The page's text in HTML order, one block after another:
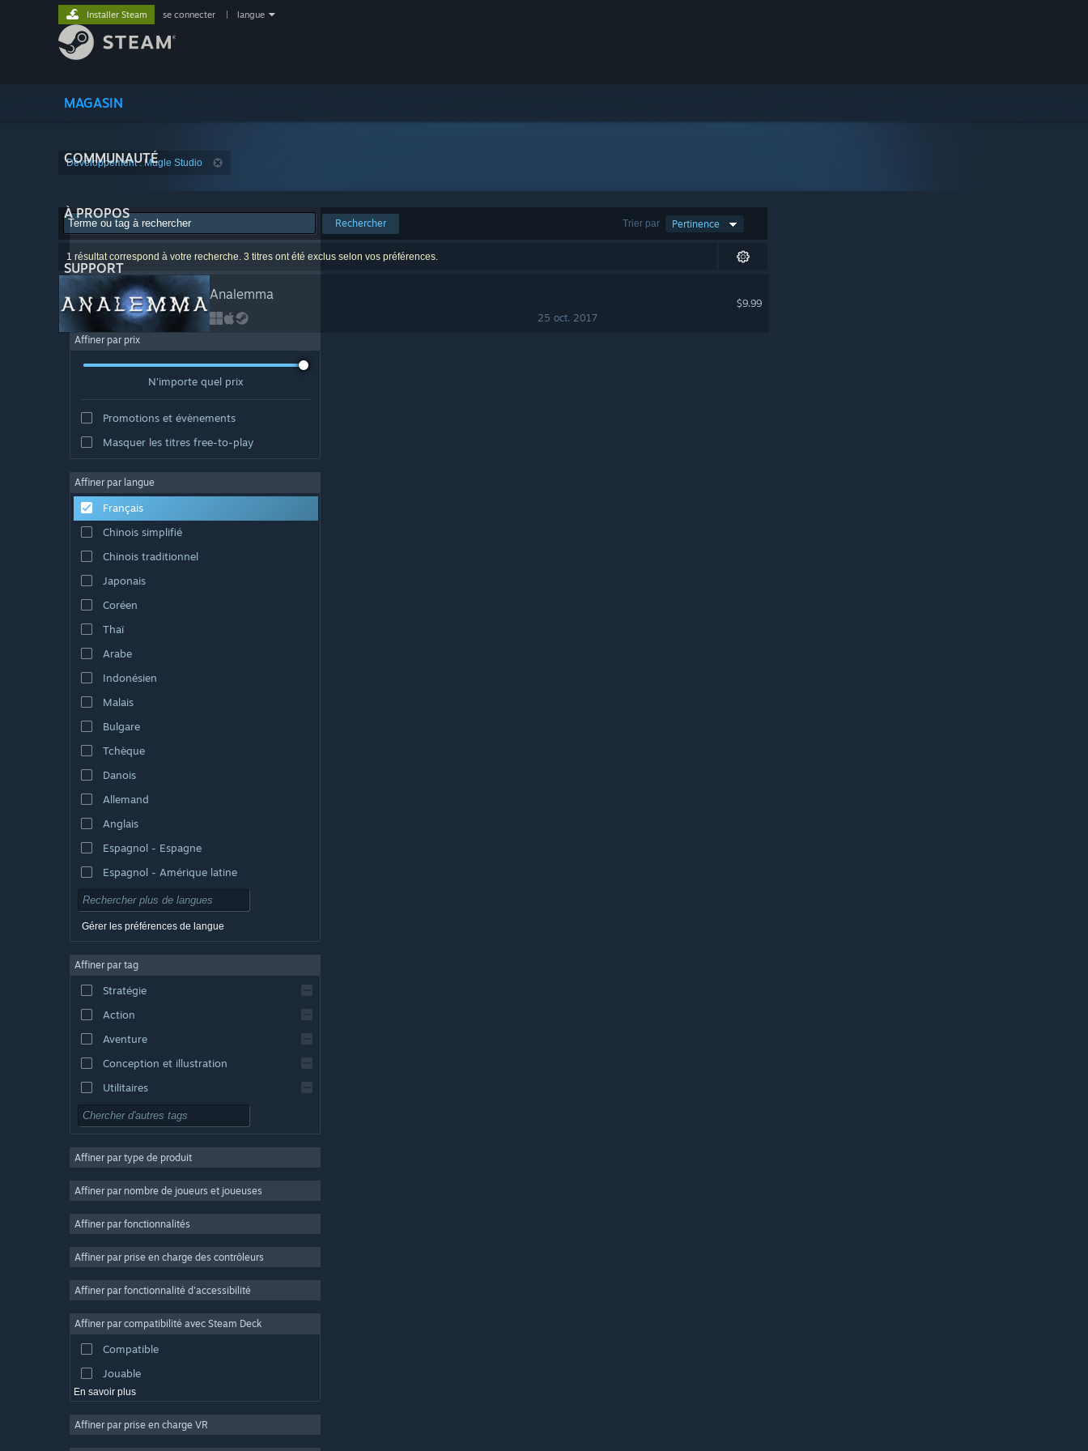
MAGASIN
COMMUNAUTÉ
À PROPOS
SUPPORT
Installer Steam se connecter langue
Développement : Mugle Studio
Trier par Pertinence
Rechercher
1 résultat correspond à votre recherche. 3 titres ont été exclus selon vos préférences.
Analemma
25 oct. 2017
$9.99
Affiner par prix
N'importe quel prix
Promotions et évènements
Masquer les titres free-to-play
Affiner par langue
Français
Chinois simplifié
Chinois traditionnel
Japonais
Coréen
Thaï
Arabe
Indonésien
Malais
Bulgare
Tchèque
Danois
Allemand
Anglais
Espagnol - Espagne
Espagnol - Amérique latine
Gérer les préférences de langue
Affiner par tag
Stratégie
Action
Aventure
Conception et illustration
Utilitaires
Free-to-play
Massivement multijoueur
Indépendant
Casual
Simulation
Production vidéo
Retouche photo
Affiner par type de produit
Affiner par nombre de joueurs et joueuses
Affiner par fonctionnalités
Affiner par prise en charge des contrôleurs
Affiner par fonctionnalité d'accessibilité
Affiner par compatibilité avec Steam Deck
Compatible
Jouable
En savoir plus
Affiner par prise en charge VR